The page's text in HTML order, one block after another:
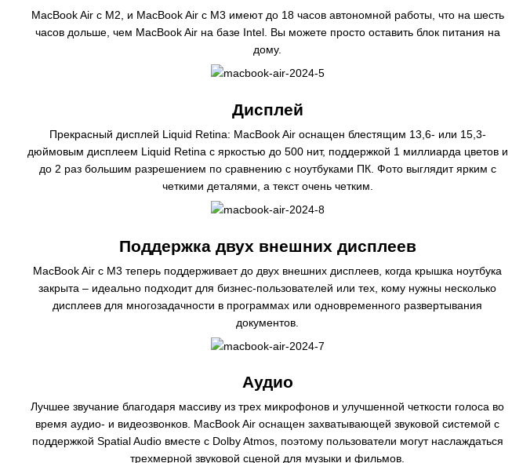
MacBook Air с M2, и MacBook Air с M3 имеют до 18 часов автономной работы, что на шесть
часов дольше, чем MacBook Air на базе Intel. Вы можете просто оставить блок питания на
дому.
Дисплей
Прекрасный дисплей Liquid Retina: MacBook Air оснащен блестящим 13,6- или 15,3-
дюймовым дисплеем Liquid Retina с яркостью до 500 нит, поддержкой 1 миллиарда цветов и
до 2 раз большим разрешением по сравнению с ноутбуками ПК. Фото выглядит ярким с
четкими деталями, а текст очень четким.
Поддержка двух внешних дисплеев
MacBook Air с M3 теперь поддерживает до двух внешних дисплеев, когда крышка ноутбука
закрыта – идеально подходит для бизнес-пользователей или тех, кому нужны несколько
дисплеев для многозадачности в программах или одновременного развертывания
документов.
Аудио
Лучшее звучание благодаря массиву из трех микрофонов и улучшенной четкости голоса во
время аудио- и видеозвонков. MacBook Air оснащен захватывающей звуковой системой с
поддержкой Spatial Audio вместе с Dolby Atmos, поэтому пользователи могут наслаждаться
трехмерной звуковой сценой для музыки и фильмов.